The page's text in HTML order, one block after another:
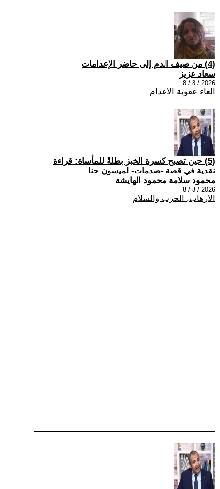
(4) من صيف الدم إلى حاضر الإعدامات
سعاد عزيز
2026 / 8 / 8
الغاء عقوبة الاعدام
(5) حين تصبح كسرة الخبز بطلةً للمأساة: قراءة
نقدية في قصة -صدمات- لميسون حنا
محمود سلامة محمود الهايشة
2026 / 8 / 8
الارهاب, الحرب والسلام